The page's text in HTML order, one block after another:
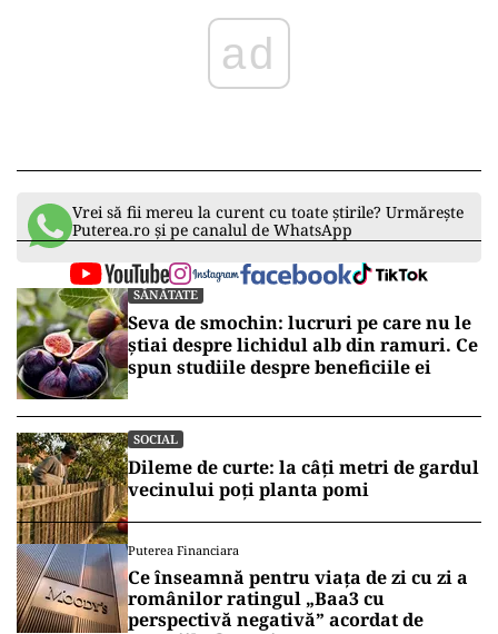
ad
Vrei să fii mereu la curent cu toate știrile? Urmărește
Puterea.ro și pe canalul de WhatsApp
SĂNĂTATE
Seva de smochin: lucruri pe care nu le
știai despre lichidul alb din ramuri. Ce
spun studiile despre beneficiile ei
SOCIAL
Dileme de curte: la câți metri de gardul
vecinului poți planta pomi
Puterea Financiara
Ce înseamnă pentru viața de zi cu zi a
românilor ratingul „Baa3 cu
perspectivă negativă” acordat de